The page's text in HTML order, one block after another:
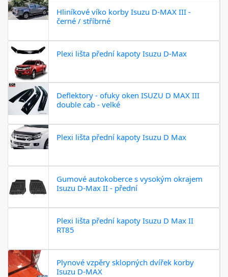
Hliníkové víko korby Isuzu D-MAX III -
černé / stříbrné
Plexi lišta přední kapoty Isuzu D-Max
Deflektory - ofuky oken ISUZU D MAX III
double cab - velké
Plexi lišta přední kapoty Isuzu D Max
Gumové autokoberce s vysokým okrajem
Isuzu D-Max II - přední
Plexi lišta přední kapoty Isuzu D Max II
RT85
Plynové vzpěry sklopných dvířek korby
Isuzu D-MAX